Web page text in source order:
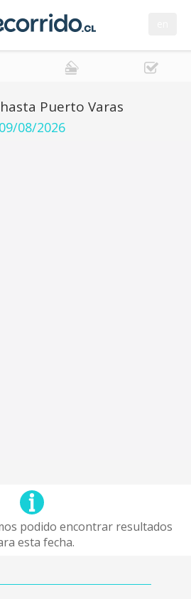
Puerto Varas
09/08/2026
podido encontrar resultados
esta fecha.